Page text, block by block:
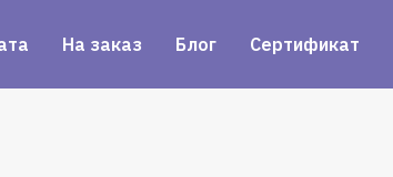
На заказ Блог Сертификат